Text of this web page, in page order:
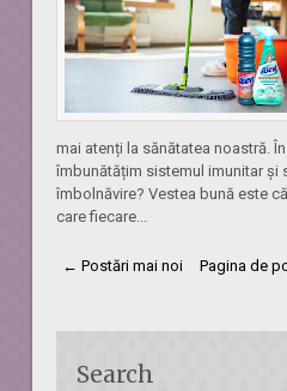
mai atenți la sănătatea noastră.
îmbunătățim sistemul imunitar și
îmbolnăvire? Vestea bună este
care fiecare...
← Postări mai noi Pagina de
Search